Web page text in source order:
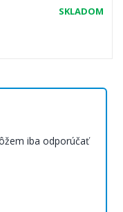
SKLADOM
iba odporúčať